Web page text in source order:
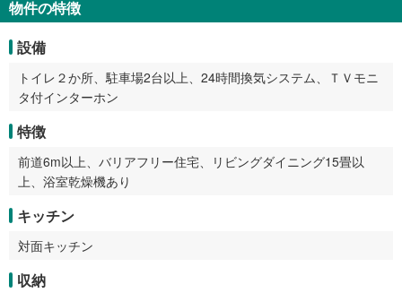
物件の特徴
設備
トイレ２か所、駐車場2台以上、24時間換気システム、ＴＶモニ
タ付インターホン
特徴
前道6m以上、バリアフリー住宅、リビングダイニング15畳以
上、浴室乾燥機あり
キッチン
対面キッチン
収納